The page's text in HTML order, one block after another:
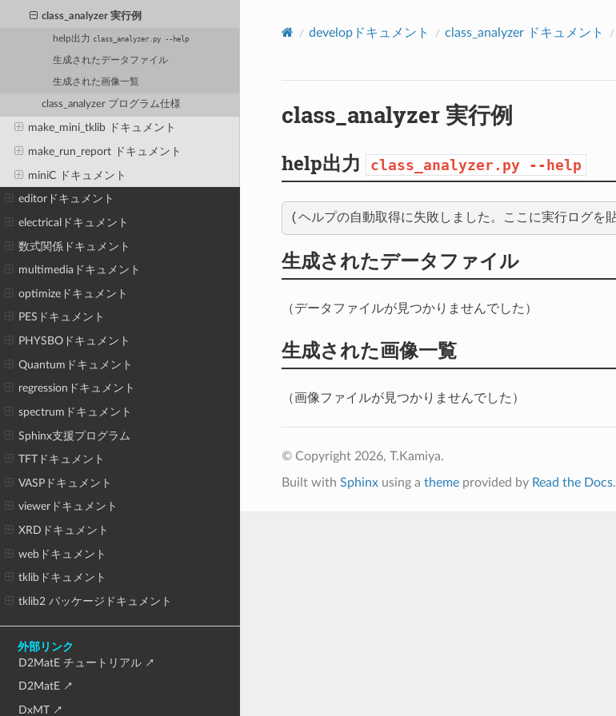
class_analyzer 実行例
help出力 class_analyzer.py --help
生成されたデータファイル
生成された画像一覧
class_analyzer プログラム仕様
make_mini_tklib ドキュメント
make_run_report ドキュメント
miniC ドキュメント
editorドキュメント
electricalドキュメント
数式関係ドキュメント
multimediaドキュメント
optimizeドキュメント
PESドキュメント
PHYSBOドキュメント
Quantumドキュメント
regressionドキュメント
spectrumドキュメント
Sphinx支援プログラム
TFTドキュメント
VASPドキュメント
viewerドキュメント
XRDドキュメント
webドキュメント
tklibドキュメント
tklib2 パッケージドキュメント
外部リンク
D2MatE チュートリアル
D2MatE
DxMT
developドキュメント class_analyzer ドキュメント
class_analyzer 実行例
help出力 class_analyzer.py --help
生成されたデータファイル
（データファイルが見つかりませんでした）
生成された画像一覧
（画像ファイルが見つかりませんでした）
© Copyright 2026, T.Kamiya.
Built with Sphinxusing a themeprovided by Read the Docs.